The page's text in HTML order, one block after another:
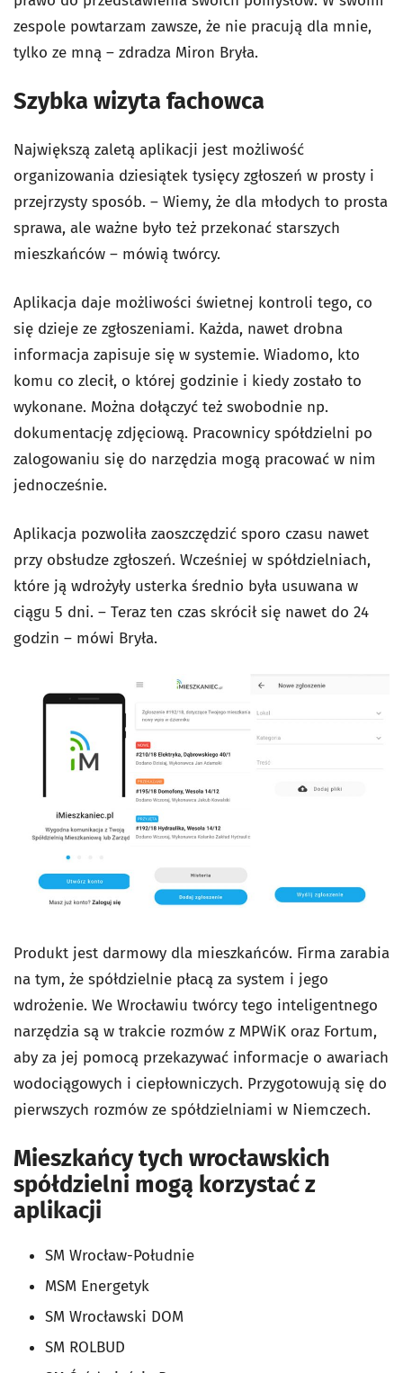
zespole powtarzam zawsze, że nie pracują dla mnie,
tylko ze mną – zdradza Miron Bryła.
Szybka wizyta fachowca
Największą zaletą aplikacji jest możliwość
organizowania dziesiątek tysięcy zgłoszeń w prosty i
przejrzysty sposób. – Wiemy, że dla młodych to prosta
sprawa, ale ważne było też przekonać starszych
mieszkańców – mówią twórcy.
Aplikacja daje możliwości świetnej kontroli tego, co
się dzieje ze zgłoszeniami. Każda, nawet drobna
informacja zapisuje się w systemie. Wiadomo, kto
komu co zlecił, o której godzinie i kiedy zostało to
wykonane. Można dołączyć też swobodnie np.
dokumentację zdjęciową. Pracownicy spółdzielni po
zalogowaniu się do narzędzia mogą pracować w nim
jednocześnie.
Aplikacja pozwoliła zaoszczędzić sporo czasu nawet
przy obsłudze zgłoszeń. Wcześniej w spółdzielniach,
które ją wdrożyły usterka średnio była usuwana w
ciągu 5 dni. – Teraz ten czas skrócił się nawet do 24
godzin – mówi Bryła.
Produkt jest darmowy dla mieszkańców. Firma zarabia
na tym, że spółdzielnie płacą za system i jego
wdrożenie. We Wrocławiu twórcy tego inteligentnego
narzędzia są w trakcie rozmów z MPWiK oraz Fortum,
aby za jej pomocą przekazywać informacje o awariach
wodociągowych i ciepłowniczych. Przygotowują się do
pierwszych rozmów ze spółdzielniami w Niemczech.
Mieszkańcy tych wrocławskich
spółdzielni mogą korzystać z
aplikacji
SM Wrocław-Południe
MSM Energetyk
SM Wrocławski DOM
SM ROLBUD